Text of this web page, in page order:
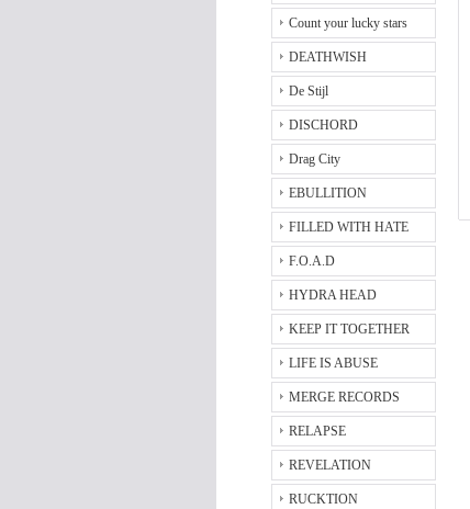
Count your lucky stars
DEATHWISH
De Stijl
DISCHORD
Drag City
EBULLITION
FILLED WITH HATE
F.O.A.D
HYDRA HEAD
KEEP IT TOGETHER
LIFE IS ABUSE
MERGE RECORDS
RELAPSE
REVELATION
RUCKTION